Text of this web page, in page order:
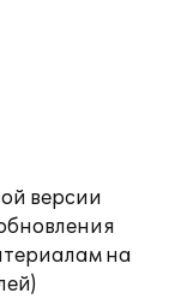
версии
на